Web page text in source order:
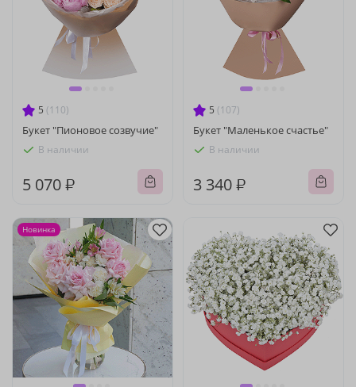
5 (110)
Букет "Пионовое созвучие"
В наличии
5 070 ₽
5 (107)
Букет "Маленькое счастье"
В наличии
3 340 ₽
Новинка